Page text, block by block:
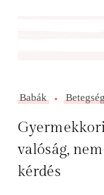
Babák
valóság,
kérdés